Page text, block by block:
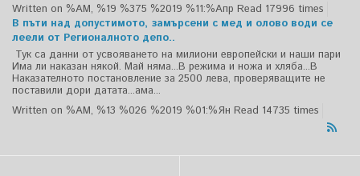
Written on %AM, %19 %375 %2019 %11:%Апр Read 17996 times
В пъти над допустимото, замърсени с мед и олово води се
леели от Регионалното депо..
Тук са данни от усвояването на милиони европейски и наши пари
Има ли наказан някой. Май няма...В режима и ножа и хляба...В
Наказателното постановление за 2500 лева, проверяващите не
поставили дори датата...ама...
Written on %AM, %13 %026 %2019 %01:%Ян Read 14735 times